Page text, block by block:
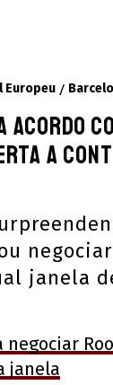
Europeu
a
janela
negociar
janela